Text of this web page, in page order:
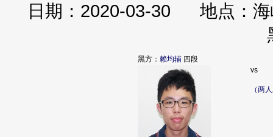
日期：2020-03-30 地点
黑方： 赖均辅 四段
vs
（两